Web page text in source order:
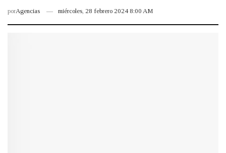
porAgencias miércoles, 28 febrero 2024 8:00 AM